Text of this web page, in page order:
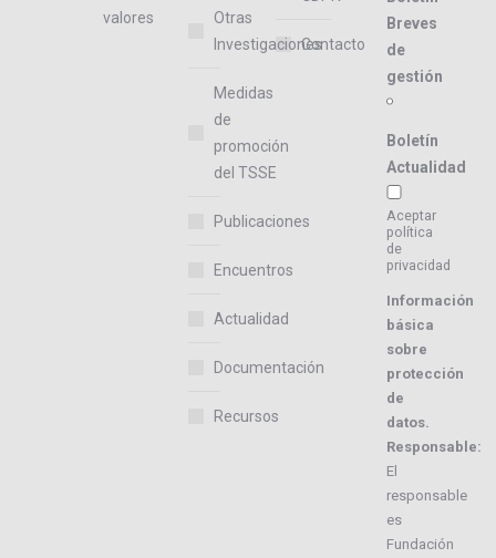
valores
Otras
Investigaciones
Medidas
de
promoción
del TSSE
Publicaciones
Encuentros
Actualidad
Documentación
Recursos
Contacto
Breves
de
gestión
Boletín
Actualidad
Aceptar
política
de
privacidad
Información
básica
sobre
protección
de
datos.
Responsable:
El
responsable
es
Fundación